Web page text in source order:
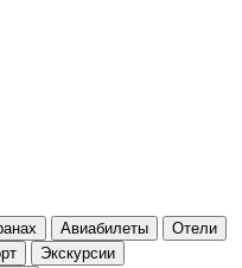
Авиабилеты
Отели
Экскурсии